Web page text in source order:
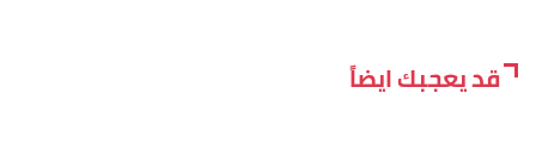
قد يعجبك ايضاً